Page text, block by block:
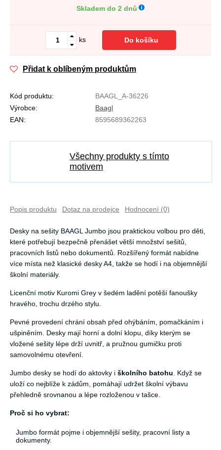
Skladem do 2 dnů
ks Do košíku
Přidat k oblíbeným produktům
Kód produktu:
BAAGL_A-36226
Výrobce:
Baagl
EAN:
8595689362263
Všechny produkty s tímto
motivem
Popis produktu Dotaz na prodejce Hodnocení (0)
Desky na sešity BAAGL Jumbo jsou praktickou volbou pro děti,
které potřebují bezpečně přenášet větší množství sešitů,
pracovních listů nebo dokumentů. Rozšířený formát nabídne
více místa než klasické desky A4, takže se hodí i na objemnější
školní materiály.
Licenční motiv Kuromi Grey v šedém ladění potěší fanoušky
hravého, trochu drzého stylu.
Pevné provedení chrání obsah před ohýbáním, pomačkáním i
ušpiněním. Desky mají horní a dolní klopu, díky kterým se
vložené sešity lépe drží uvnitř, a pružnou gumičku proti
samovolnému otevření.
Jumbo desky se hodí do aktovky i školního batohu. Když se
uloží co nejblíže k zádům, pomáhají udržet školní výbavu
přehledně srovnanou a lépe rozloženou v tašce.
Proč si ho vybrat:
Jumbo formát pojme i objemnější sešity, pracovní listy a
dokumenty.